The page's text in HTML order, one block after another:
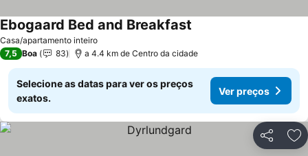
Casa/apartamento inteiro
Ebogaard Bed and Breakfast
7,5 Boa 83 a 4.4 km de Centro da cidade
Selecione as datas para ver os preços
exatos.
Ver preços
Partilhar